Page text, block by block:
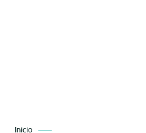
Inicio